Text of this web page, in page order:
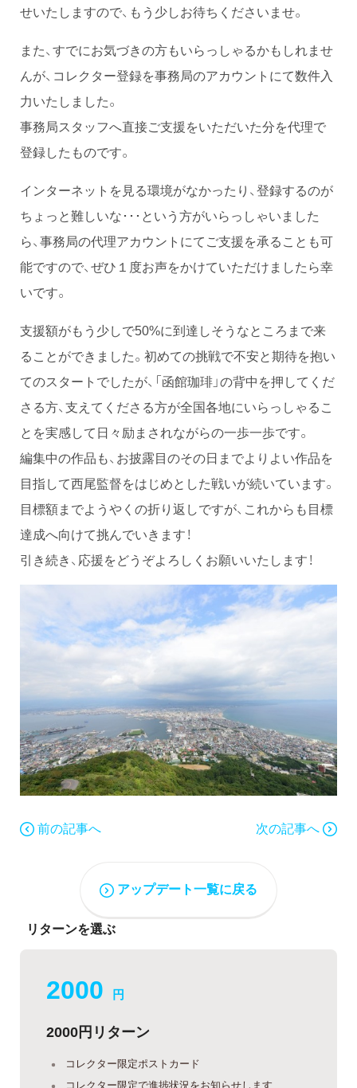
せいたしますので、もう少しお待ちくださいませ。
また、すでにお気づきの方もいらっしゃるかもしれませ
んが、コレクター登録を事務局のアカウントにて数件入
力いたしました。
事務局スタッフへ直接ご支援をいただいた分を代理で
登録したものです。
インターネットを見る環境がなかったり、登録するのが
ちょっと難しいな･･･という方がいらっしゃいました
ら、事務局の代理アカウントにてご支援を承ることも可
能ですので、ぜひ１度お声をかけていただけましたら幸
いです。
支援額がもう少しで50%に到達しそうなところまで来
ることができました。初めての挑戦で不安と期待を抱い
てのスタートでしたが、「函館珈琲」の背中を押してくだ
さる方、支えてくださる方が全国各地にいらっしゃるこ
とを実感して日々励まされながらの一歩一歩です。
編集中の作品も、お披露目のその日までよりよい作品を
目指して西尾監督をはじめとした戦いが続いています。
目標額までようやくの折り返しですが、これからも目標
達成へ向けて挑んでいきます！
引き続き、応援をどうぞよろしくお願いいたします！
前の記事へ 次の記事へ
アップデート一覧に戻る
リターンを選ぶ
2000 円
2000円リターン
コレクター限定ポストカード
コレクター限定で進捗状況をお知らせします